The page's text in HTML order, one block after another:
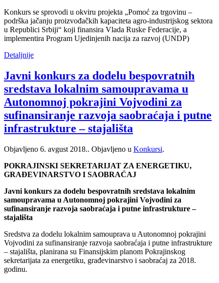
Konkurs se sprovodi u okviru projekta „Pomoć za trgovinu –
podrška jačanju proizvođačkih kapaciteta agro-industrijskog sektora
u Republici Srbiji“ koji finansira Vlada Ruske Federacije, a
implementira Program Ujedinjenih nacija za razvoj (UNDP)
Detaljnije
Javni konkurs za dodelu bespovratnih
sredstava lokalnim samoupravama u
Autonomnoj pokrajini Vojvodini za
sufinansiranje razvoja saobraćaja i putne
infrastrukture – stajališta
Objavljeno 6. avgust 2018.. Objavljeno u Konkursi.
POKRAJINSKI SEKRETARIJAT ZA ENERGETIKU,
GRAĐEVINARSTVO I SAOBRAĆAJ
Javni konkurs za dodelu bespovratnih sredstava lokalnim
samoupravama u Autonomnoj pokrajini Vojvodini za
sufinansiranje razvoja saobraćaja i putne infrastrukture –
stajališta
Sredstva za dodelu lokalnim samouprava u Autonomnoj pokrajini
Vojvodini za sufinansiranje razvoja saobraćaja i putne infrastrukture
– stajališta, planirana su Finansijskim planom Pokrajinskog
sekretarijata za energetiku, građevinarstvo i saobraćaj za 2018.
godinu.